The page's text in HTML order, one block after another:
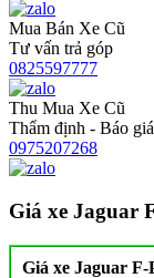
Mua Bán Xe Cũ
Tư vấn trả góp
0825597777
Thu Mua Xe Cũ
Thẩm định - Báo giá
0975207268
Giá xe Jaguar
Giá xe Jaguar